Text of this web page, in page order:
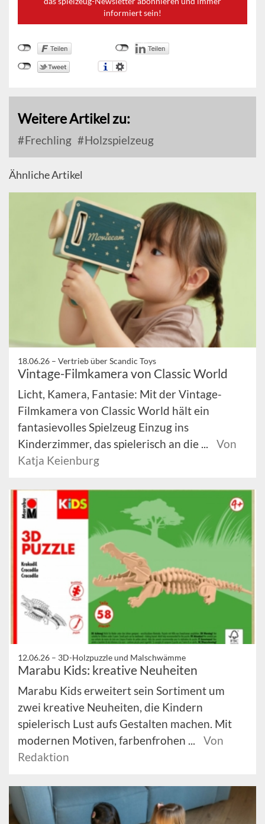
informiert sein!
Weitere Artikel zu:
Frechling Holzspielzeug
Ähnliche Artikel
18.06.26 – Vertrieb über Scandic Toys
Vintage-Filmkamera von Classic World
Licht, Kamera, Fantasie: Mit der Vintage-
Filmkamera von Classic World hält ein
fantasievolles Spielzeug Einzug ins
Kinderzimmer, das spielerisch an die ...
Von
Katja Keienburg
12.06.26 – 3D-Holzpuzzle und Malschwämme
Marabu Kids: kreative Neuheiten
Marabu Kids erweitert sein Sortiment um
zwei kreative Neuheiten, die Kindern
spielerisch Lust aufs Gestalten machen. Mit
modernen Motiven, farbenfrohen ...
Von
Redaktion